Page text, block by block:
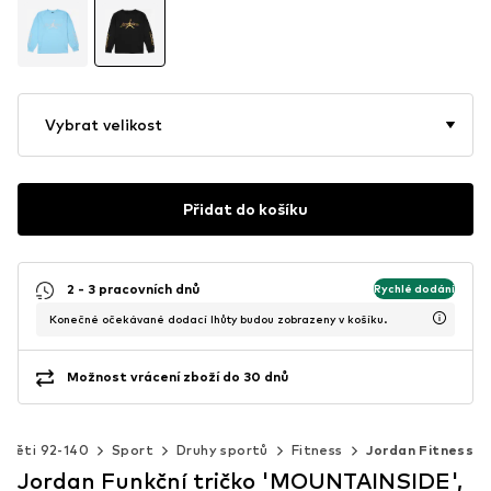
Vybrat velikost
Přidat do košíku
2 - 3 pracovních dnů Rychlé dodání
Konečné očekávané dodací lhůty budou zobrazeny v košíku.
Možnost vrácení zboží do 30 dnů
Děti 92-140 Sport Druhy sportů Fitness Jordan Fitness
Jordan Funkční tričko 'MOUNTAINSIDE',